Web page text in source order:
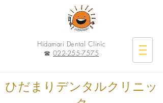
Hidamari Dental Clinic
☎︎ 022-255-7575
ひだまりデンタルクリニッ